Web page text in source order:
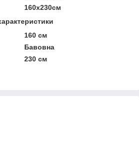
160х230см
160 см
Бавовна
230 см